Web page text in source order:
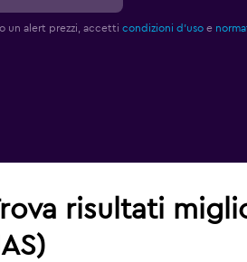
un alert prezzi, accetti condizioni d'usoe
risultati